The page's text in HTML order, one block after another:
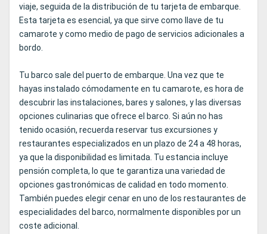
viaje, seguida de la distribución de tu tarjeta de embarque.
Esta tarjeta es esencial, ya que sirve como llave de tu
camarote y como medio de pago de servicios adicionales a
bordo.
Tu barco sale del puerto de embarque. Una vez que te
hayas instalado cómodamente en tu camarote, es hora de
descubrir las instalaciones, bares y salones, y las diversas
opciones culinarias que ofrece el barco. Si aún no has
tenido ocasión, recuerda reservar tus excursiones y
restaurantes especializados en un plazo de 24 a 48 horas,
ya que la disponibilidad es limitada. Tu estancia incluye
pensión completa, lo que te garantiza una variedad de
opciones gastronómicas de calidad en todo momento.
También puedes elegir cenar en uno de los restaurantes de
especialidades del barco, normalmente disponibles por un
coste adicional.